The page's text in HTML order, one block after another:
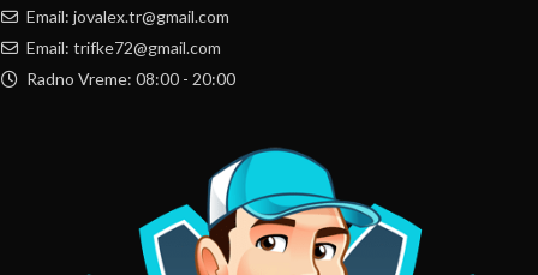
Email: jovalex.tr@gmail.com
Email: trifke72@gmail.com
Radno Vreme: 08:00 - 20:00